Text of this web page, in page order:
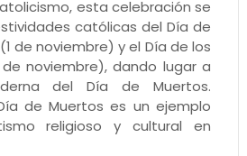
esta celebración se
católicas del Día de
de noviembre) y el Día de los
noviembre), dando lugar a
del Día de Muertos.
de Muertos es un ejemplo
religioso y cultural en